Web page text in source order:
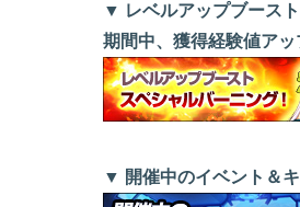
▼ レベルアップブース
期間中、獲得経験値ア
▼ 開催中のイベント＆